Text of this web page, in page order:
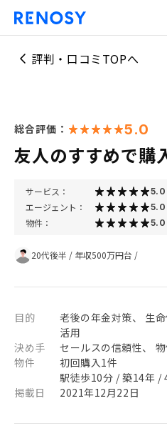
評判・口コミTOPへ
総合評価： 5.0
友人のすすめで購
サービス： 5.0
エージェント： 5.0
物件： 5.0
20代後半 / 年収500万円台 /
目的
老後の年金対策、 生
活用
決め手
セールスの信頼性、
物件
初回購入1件
駅徒歩10分 / 築14年 /
掲載日
2021年12月22日